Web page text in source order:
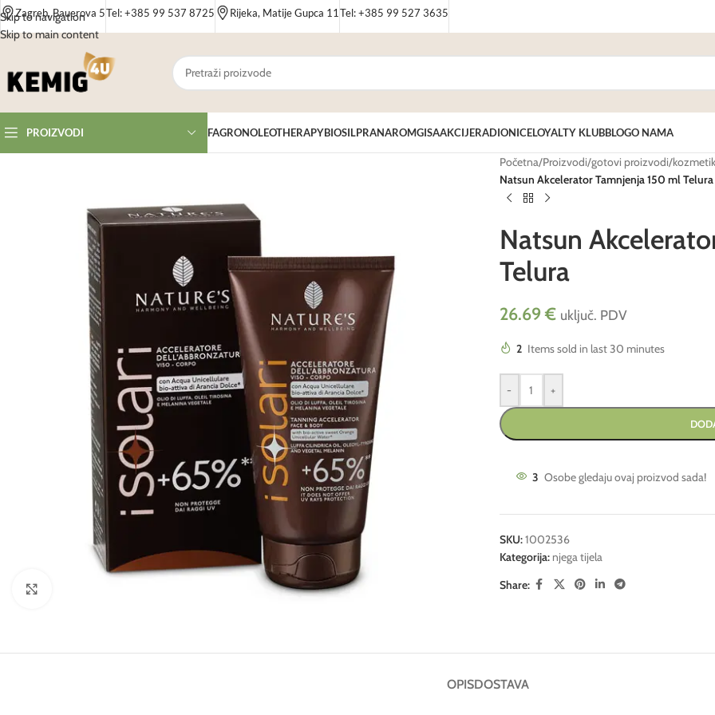
Skip to navigation
Skip to main content
Zagreb, Bauerova 5Tel: +385 99 537 8725 Rijeka, Matije Gupca 11 Tel: +385 99 527 3635
PROIZVODI FAGRONOLEOTHERAPYBIOSILPRANAROMGISAAKCIJERADIONICELOYALTY KLUBBLOGO NAMA
Početna/Proizvodi/gotovi proizvodi/
Natsun Akcelerator Tamnjenja 150 ml Telura
Natsun
Telura
26.69€ uključ. PDV
2 Items sold in last 30 minutes
- +
3 Osobe gledaju ovaj proizvod sada!
SKU:1002536
Kategorija: njega tijela
Share:
OPISDOSTAVA